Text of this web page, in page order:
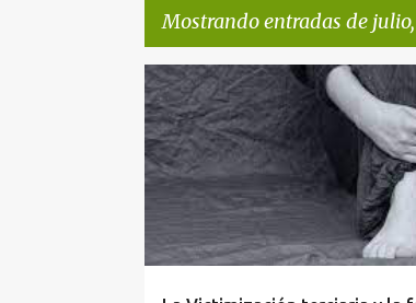
Mostrando entradas de julio,
E
n
t
r
d
ABDEL FATTAH AGENDA DEL CRIMEN